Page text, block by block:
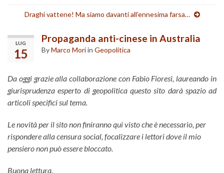
Draghi vattene! Ma siamo davanti all’ennesima farsa…
LUG
15
Propaganda anti-cinese in Australia
ByMarco Moriin Geopolitica
Da oggi grazie alla collaborazione con Fabio Fioresi, laureando in
giurisprudenza esperto di geopolitica questo sito darà spazio ad
articoli specifici sul tema.
Le novità per il sito non finiranno qui visto che è necessario, per
rispondere alla censura social, focalizzare i lettori dove il mio
pensiero non può essere bloccato.
Buona lettura.